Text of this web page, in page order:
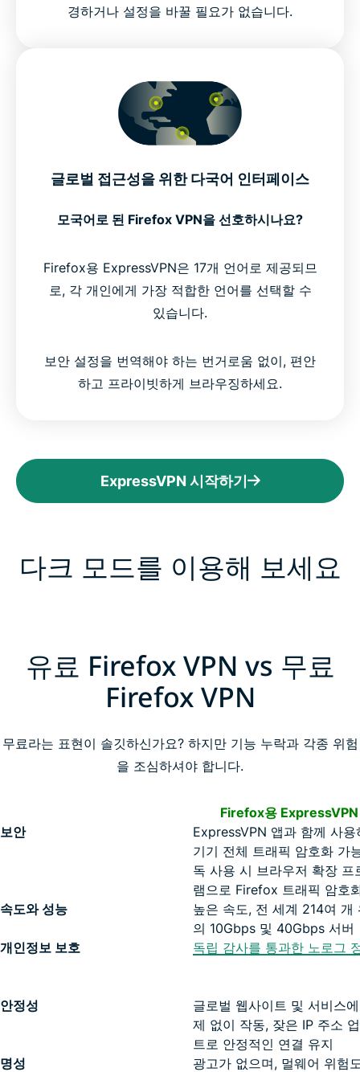
경하거나 설정을 바꿀 필요가 없습니다.
글로벌 접근성을 위한 다국어 인터페이스
모국어로 된 Firefox VPN을 선호하시나요?
Firefox용 ExpressVPN은 17개 언어로 제공되므
로, 각 개인에게 가장 적합한 언어를 선택할 수
있습니다.
보안 설정을 번역해야 하는 번거로움 없이, 편안
하고 프라이빗하게 브라우징하세요.
ExpressVPN 시작하기
다크 모드를 이용해 보세요
유료 Firefox VPN vs 무료
Firefox VPN
무료라는 표현이 솔깃하신가요? 하지만 기능 누락과 각종 위험
을 조심하셔야 합니다.
Firefox용 ExpressVPN
보안
ExpressVPN 앱과 함께 사용
기기 전체 트래픽 암호화 가
독 사용 시 브라우저 확장 프
램으로 Firefox 트래픽 암호
속도와 성능
높은 속도, 전 세계 214여 개
의 10Gbps 및 40Gbps 서버
개인정보 보호
독립 감사를 통과한 노로그
안정성
글로벌 웹사이트 및 서비스
제 없이 작동, 잦은 IP 주소
트로 안정적인 연결 유지
명성
광고가 없으며, 멀웨어 위험